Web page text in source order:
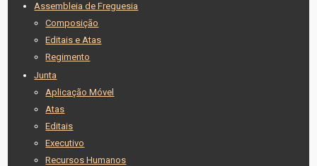
Assembleia de Freguesia
Composição
Editais e Atas
Regimento
Junta
Aplicação Móvel
Atas
Editais
Executivo
Recursos Humanos